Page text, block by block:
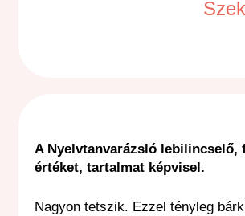
A Nyelvtanvarázsló lebilincselő,
értéket, tartalmat képvisel.
Nagyon tetszik. Ezzel tényleg